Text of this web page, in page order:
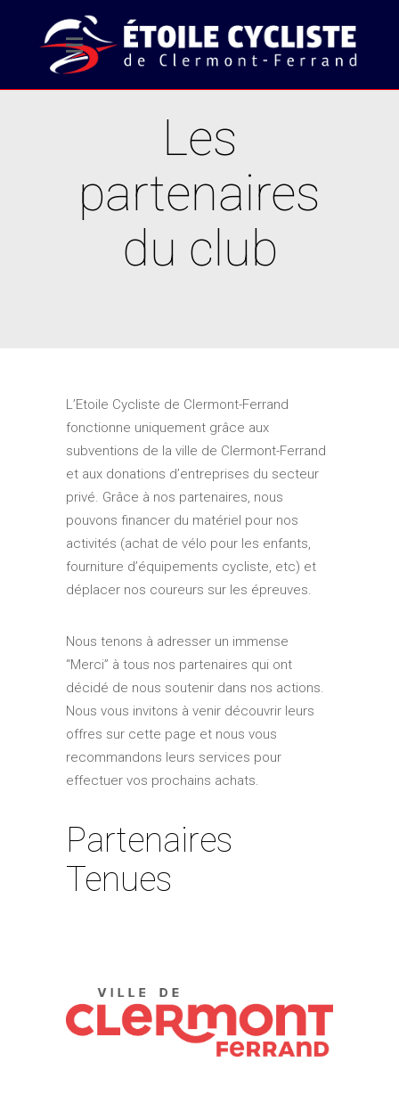
Les
partenaires
du club
L’Etoile Cycliste de Clermont-Ferrand
fonctionne uniquement grâce aux
subventions de la ville de Clermont-Ferrand
et aux donations d’entreprises du secteur
privé. Grâce à nos partenaires, nous
pouvons financer du matériel pour nos
activités (achat de vélo pour les enfants,
fourniture d’équipements cycliste, etc) et
déplacer nos coureurs sur les épreuves.
Nous tenons à adresser un immense
“Merci” à tous nos partenaires qui ont
décidé de nous soutenir dans nos actions.
Nous vous invitons à venir découvrir leurs
offres sur cette page et nous vous
recommandons leurs services pour
effectuer vos prochains achats.
Partenaires
Tenues